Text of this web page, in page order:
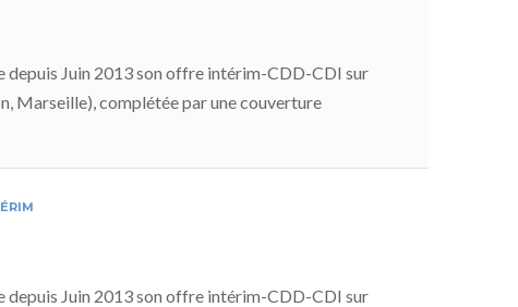
Juin 2013 son offre intérim-CDD-CDI sur
Marseille), complétée par une couverture
Juin 2013 son offre intérim-CDD-CDI sur